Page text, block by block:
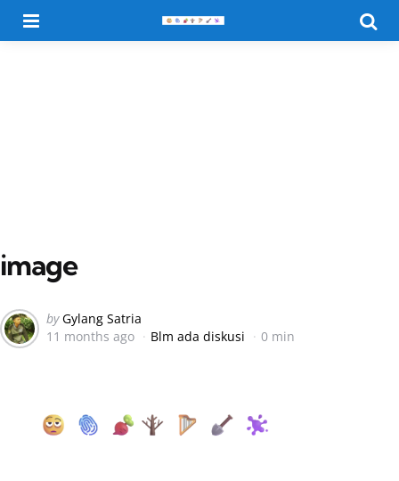
image
Posted
by
by Gylang Satria
11 months ago
Blm ada diskusi 0 min